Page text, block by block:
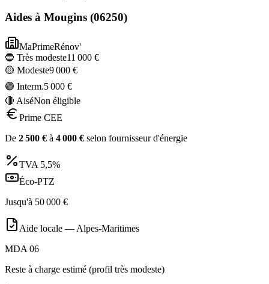
Aides à Mougins (06250)
MaPrimeRénov'
🔵 Très modeste11 000 €
🟡 Modeste9 000 €
🟣 Interm.5 000 €
🔴 AiséNon éligible
Prime CEE
De 2 500 € à 4 000 € selon fournisseur d'énergie
TVA 5,5%
Éco-PTZ
Jusqu'à 50 000 €
Aide locale — Alpes-Maritimes
MDA 06
Reste à charge estimé (profil très modeste)